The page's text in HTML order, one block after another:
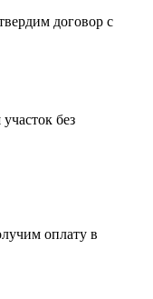
договор с
без
оплату в